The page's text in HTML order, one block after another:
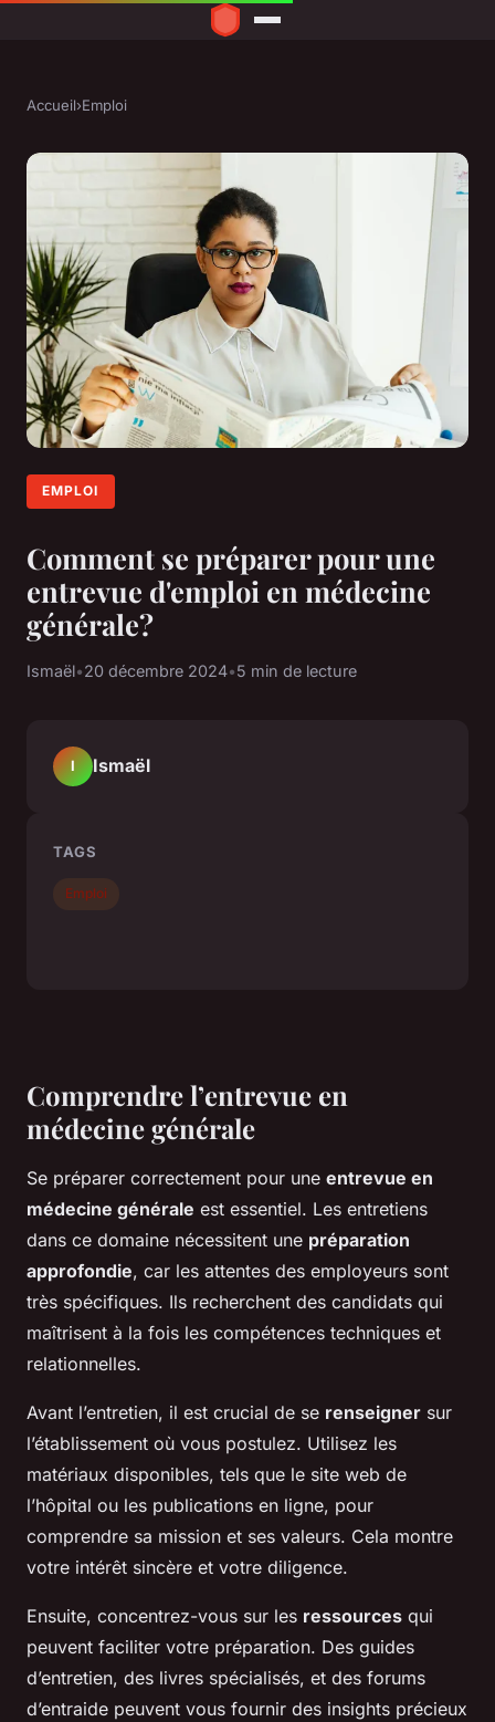
Accueil›Emploi
EMPLOI
Comment se préparer pour une
entrevue d'emploi en médecine
générale?
Ismaël•20 décembre 2024•5 min de lecture
Comprendre l’entrevue en
médecine générale
Se préparer correctement pour une entrevue en
médecine générale est essentiel. Les entretiens
dans ce domaine nécessitent une préparation
approfondie, car les attentes des employeurs sont
très spécifiques. Ils recherchent des candidats qui
maîtrisent à la fois les compétences techniques et
relationnelles.
Avant l’entretien, il est crucial de se renseigner sur
l’établissement où vous postulez. Utilisez les
matériaux disponibles, tels que le site web de
l’hôpital ou les publications en ligne, pour
comprendre sa mission et ses valeurs. Cela montre
votre intérêt sincère et votre diligence.
Ensuite, concentrez-vous sur les ressources qui
peuvent faciliter votre préparation. Des guides
d’entretien, des livres spécialisés, et des forums
d’entraide peuvent vous fournir des insights précieux
I Ismaël
TAGS
Emploi